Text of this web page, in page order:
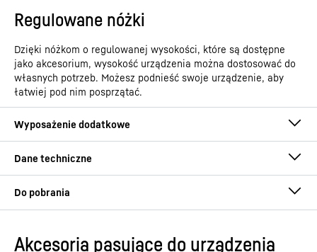
Regulowane nóżki
Dzięki nóżkom o regulowanej wysokości, które są dostępne
jako akcesorium, wysokość urządzenia można dostosować do
własnych potrzeb. Możesz podnieść swoje urządzenie, aby
łatwiej pod nim posprzątać.
Instrukcja obsługi
Akcesoria pasujące do urządzenia